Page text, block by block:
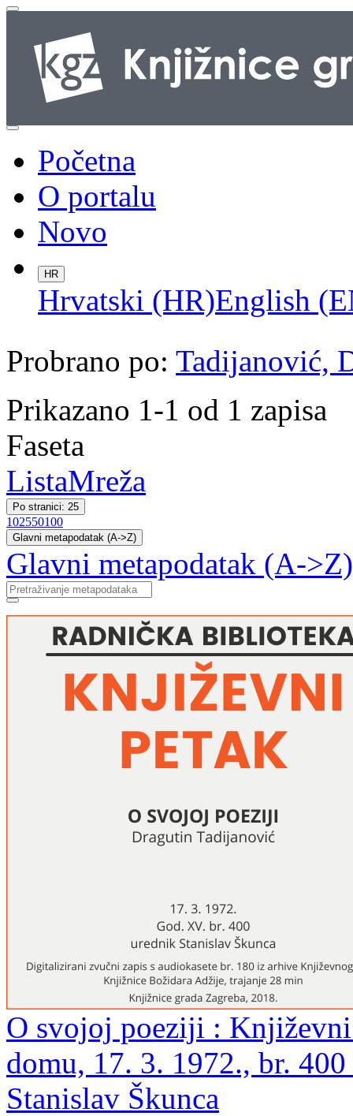
Početna
O portalu
Novo
HR
Hrvatski (HR)English
Probrano po: Tadijanović,
Prikazano 1-1 od 1 zapisa
Faseta
ListaMreža
Po stranici: 25
102550100
Glavni metapodatak (A->Z)
Glavni metapodatak (A->Z)
O svojoj poeziji :
domu, 17. 3. 1972., br.
Stanislav Škunca